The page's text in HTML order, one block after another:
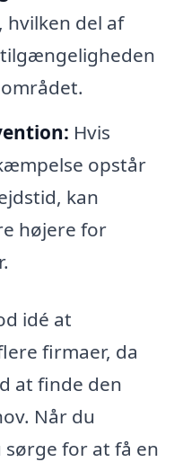
del af
Hvis
opstår
kan
højere for
idé at
firmaer, da
at finde den
Når du
for at få en